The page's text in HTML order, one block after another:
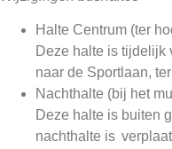
Halte Centrum (ter
Deze halte is tijdelijk
naar de Sportlaan,
Nachthalte (bij het
Deze halte is buiten
nachthalte is